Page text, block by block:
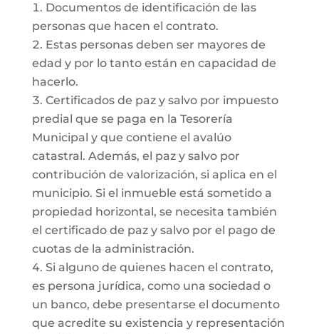
Documentos de identificación de las
personas que hacen el contrato.
Estas personas deben ser mayores de
edad y por lo tanto están en capacidad de
hacerlo.
Certificados de paz y salvo por impuesto
predial que se paga en la Tesorería
Municipal y que contiene el avalúo
catastral. Además, el paz y salvo por
contribución de valorización, si aplica en el
municipio. Si el inmueble está sometido a
propiedad horizontal, se necesita también
el certificado de paz y salvo por el pago de
cuotas de la administración.
Si alguno de quienes hacen el contrato,
es persona jurídica, como una sociedad o
un banco, debe presentarse el documento
que acredite su existencia y representación